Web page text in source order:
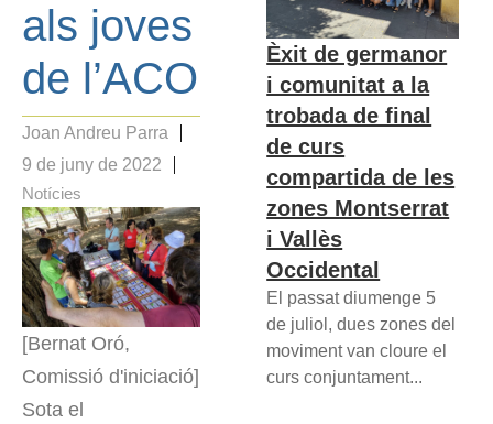
als joves
de l’ACO
Joan Andreu Parra
9 de juny de 2022
Notícies
[Bernat Oró,
Comissió d'iniciació]
Sota el
Èxit de germanor
i comunitat a la
trobada de final
de curs
compartida de les
zones Montserrat
i Vallès
Occidental
El passat diumenge 5
de juliol, dues zones del
moviment van cloure el
curs conjuntament...